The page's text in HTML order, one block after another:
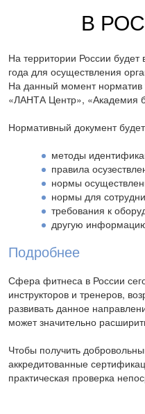
В
На территории России
года для осуществления
На данный момент норматив
«ЛАНТА Центр», «Академия
Нормативный документ
методы
правила
нормы
нормы для
требования к
другую
Подробнее
Сфера фитнеса в России
инструкторов и тренеров,
развивать данное
может значительно
Чтобы получить
аккредитованные
практическая проверка